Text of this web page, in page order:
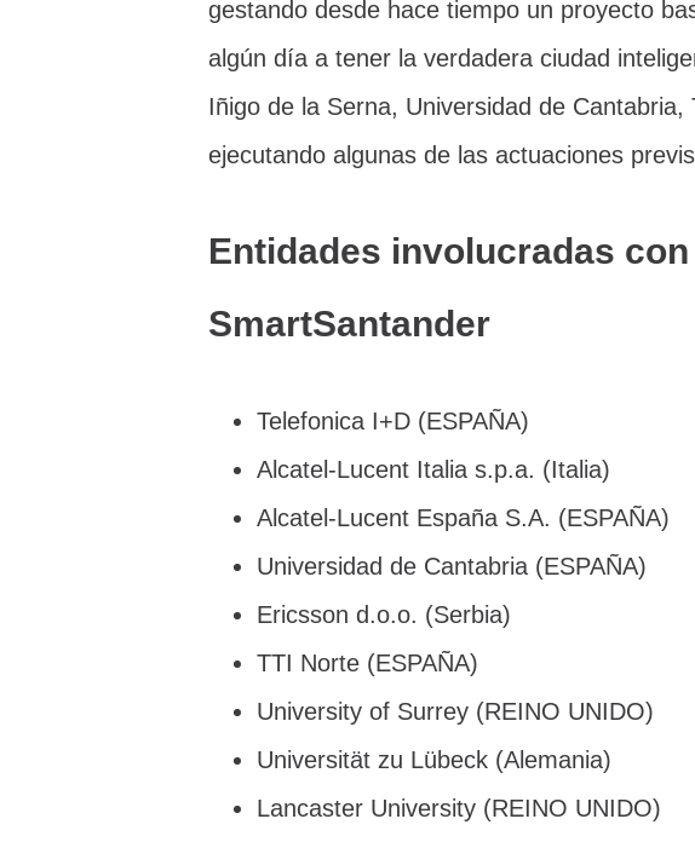
gestando desde hace tiempo un proyecto
algún día a tener la verdadera ciudad
Iñigo de la Serna, Universidad de
ejecutando algunas de las actuaciones
Entidades involucradas
SmartSantander
Telefonica I+D (ESPAÑA)
Alcatel-Lucent Italia s.p.a. (Italia)
Alcatel-Lucent España S.A. (ESPAÑA)
Universidad de Cantabria (ESPAÑA)
Ericsson d.o.o. (Serbia)
TTI Norte (ESPAÑA)
University of Surrey (REINO UNIDO)
Universität zu Lübeck (Alemania)
Lancaster University (REINO UNIDO)